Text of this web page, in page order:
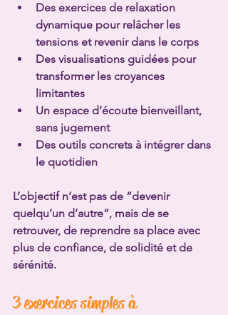
Des exercices de relaxation
dynamique pour relâcher les
tensions et revenir dans le corps
Des visualisations guidées pour
transformer les croyances
limitantes
Un espace d’écoute bienveillant,
sans jugement
Des outils concrets à intégrer dans
le quotidien
L’objectif n’est pas de “devenir
quelqu’un d’autre”, mais de se
retrouver, de reprendre sa place avec
plus de confiance, de solidité et de
sérénité.
3 exercices simples à